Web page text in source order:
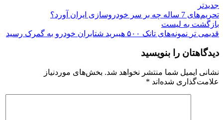
جدیدتر
تحریم‌های 7 ساله چه بر سر خودروسازی ایران آورد؟
بازگشت به لیست
قدیمی تر نمونه‌های تانک ۵۰۰ هیبرید شتابران خودرو به گمرک رسید
دیدگاهتان را بنویسید
نشانی ایمیل شما منتشر نخواهد شد. بخش‌های موردنیاز
علامت‌گذاری شده‌اند *